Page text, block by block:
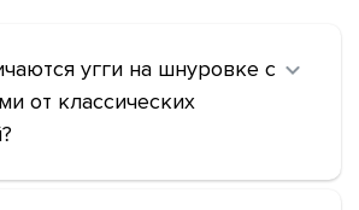
угги на шнуровке с
от классических